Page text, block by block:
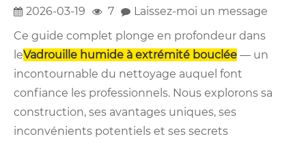
2026-03-19 7
Laissez-moi un message
Ce guide complet plonge en profondeur dans
leVadrouille humide à extrémité bouclée — un
incontournable du nettoyage auquel font
confiance les professionnels. Nous explorons sa
construction, ses avantages uniques, ses
inconvénients potentiels et ses secrets